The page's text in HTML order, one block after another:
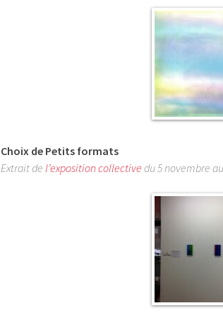
Choix de Petits formats
Extrait de l’exposition collective du 5 novembre